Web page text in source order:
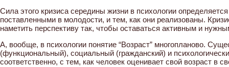
Сила этого кризиса середины жизни в психологии
поставленными в молодости, и тем, как они реализованы.
наметить перспективу так, чтобы оставаться активным и
А, вообще, в психологии понятие “Возраст” многопланово.
(функциональный), социальный (гражданский) и
соответственно, с тем, как человек оценивает свой возраст в